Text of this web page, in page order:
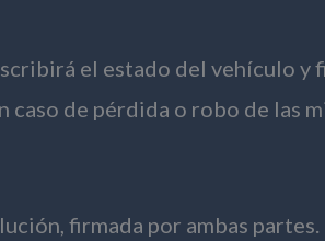
el estado del vehículo y
caso de pérdida o robo de las
firmada por ambas partes.